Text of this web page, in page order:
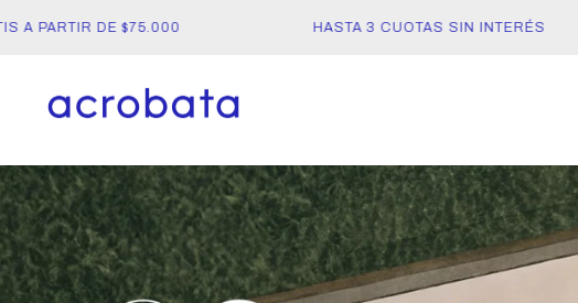
PARTIR DE $75.000 HASTA 3 CUOTAS SIN INTERÉS
acrobata